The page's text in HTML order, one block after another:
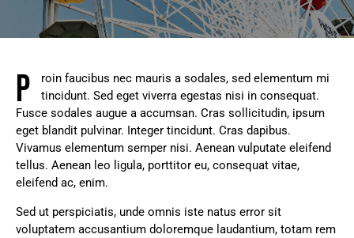
P
roin faucibus nec mauris a sodales, sed elementum mi
tincidunt. Sed eget viverra egestas nisi in consequat.
Fusce sodales augue a accumsan. Cras sollicitudin, ipsum
eget blandit pulvinar. Integer tincidunt. Cras dapibus.
Vivamus elementum semper nisi. Aenean vulputate eleifend
tellus. Aenean leo ligula, porttitor eu, consequat vitae,
eleifend ac, enim.
Sed ut perspiciatis, unde omnis iste natus error sit
voluptatem accusantium doloremque laudantium, totam rem